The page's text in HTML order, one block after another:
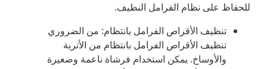
للحفاظ على نظام الفرامل النظيف.
تنظيف الأقراص الفرامل بانتظام: من الضروري
تنظيف الأقراص الفرامل بانتظام من الأتربة
والأوساخ. يمكن استخدام فرشاة ناعمة وصغيرة